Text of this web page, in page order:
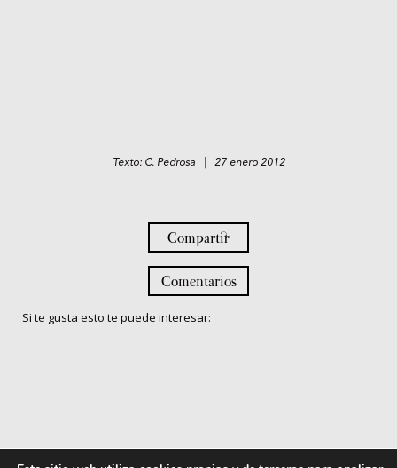
Texto: C. Pedrosa | 27 enero 2012
Compartir
Comentarios
Si te gusta esto te puede interesar: